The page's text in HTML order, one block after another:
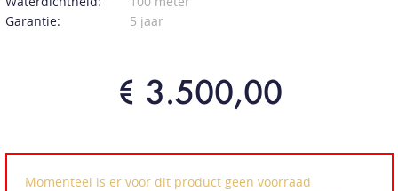
Garantie:
5 jaar
€ 3.500,00
Momenteel is er voor dit product geen voorraad